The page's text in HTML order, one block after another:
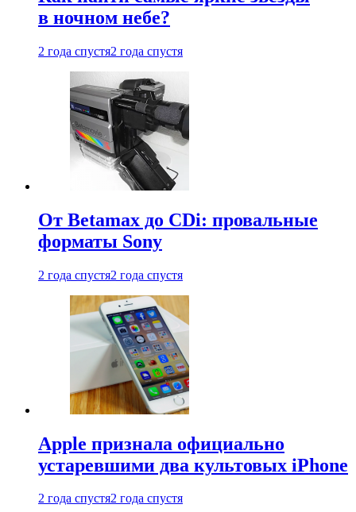
в ночном небе?
2 года спустя2 года спустя
От Betamax до CDi: провальные
форматы Sony
2 года спустя2 года спустя
Apple признала официально
устаревшими два культовых iPhone
2 года спустя2 года спустя